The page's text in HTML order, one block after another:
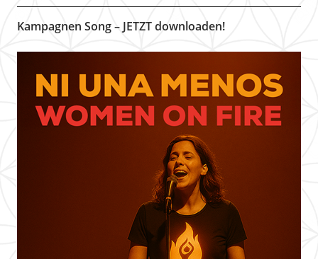
Kampagnen Song – JETZT downloaden!